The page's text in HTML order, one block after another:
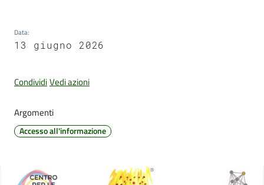
gli
argomenti...
su
Data:
13 giugno 2026
CondividiVedi azioni
Argomenti
Accesso all'informazione